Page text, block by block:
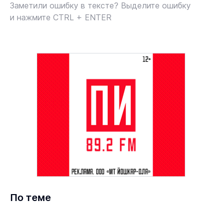
Заметили ошибку в тексте? Выделите ошибку
и нажмите CTRL + ENTER
По теме